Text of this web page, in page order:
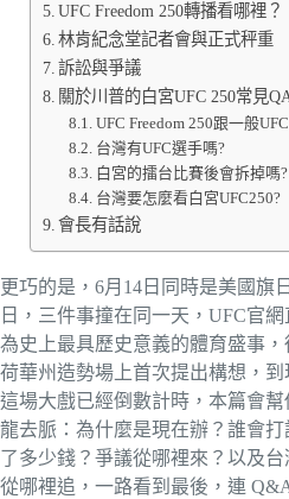
UFC Freedom 250轉播看哪裡？
林肯紀念堂記者會與正式秤重
訴訟與爭議
關於川普的白宮UFC 250常見
UFC Freedom 250跟一般
台灣有UFC選手嗎?
白宮的擂台比賽後會拆掉嗎?
台灣要怎麼看白宮UFC250?
會長有話說
更巧的是，6月14日同時是美國旗
日，三件事撞在同一天，UFC官
為史上最具歷史意義的體育盛事，
荷華州造勢場上首次提出構想，到
這場大戲已經倒數計時，本篇會
龍去脈：為什麼是現在辦？誰會
了多少錢？爭議從哪裡來？以及
從哪裡追，一路看到最後，連